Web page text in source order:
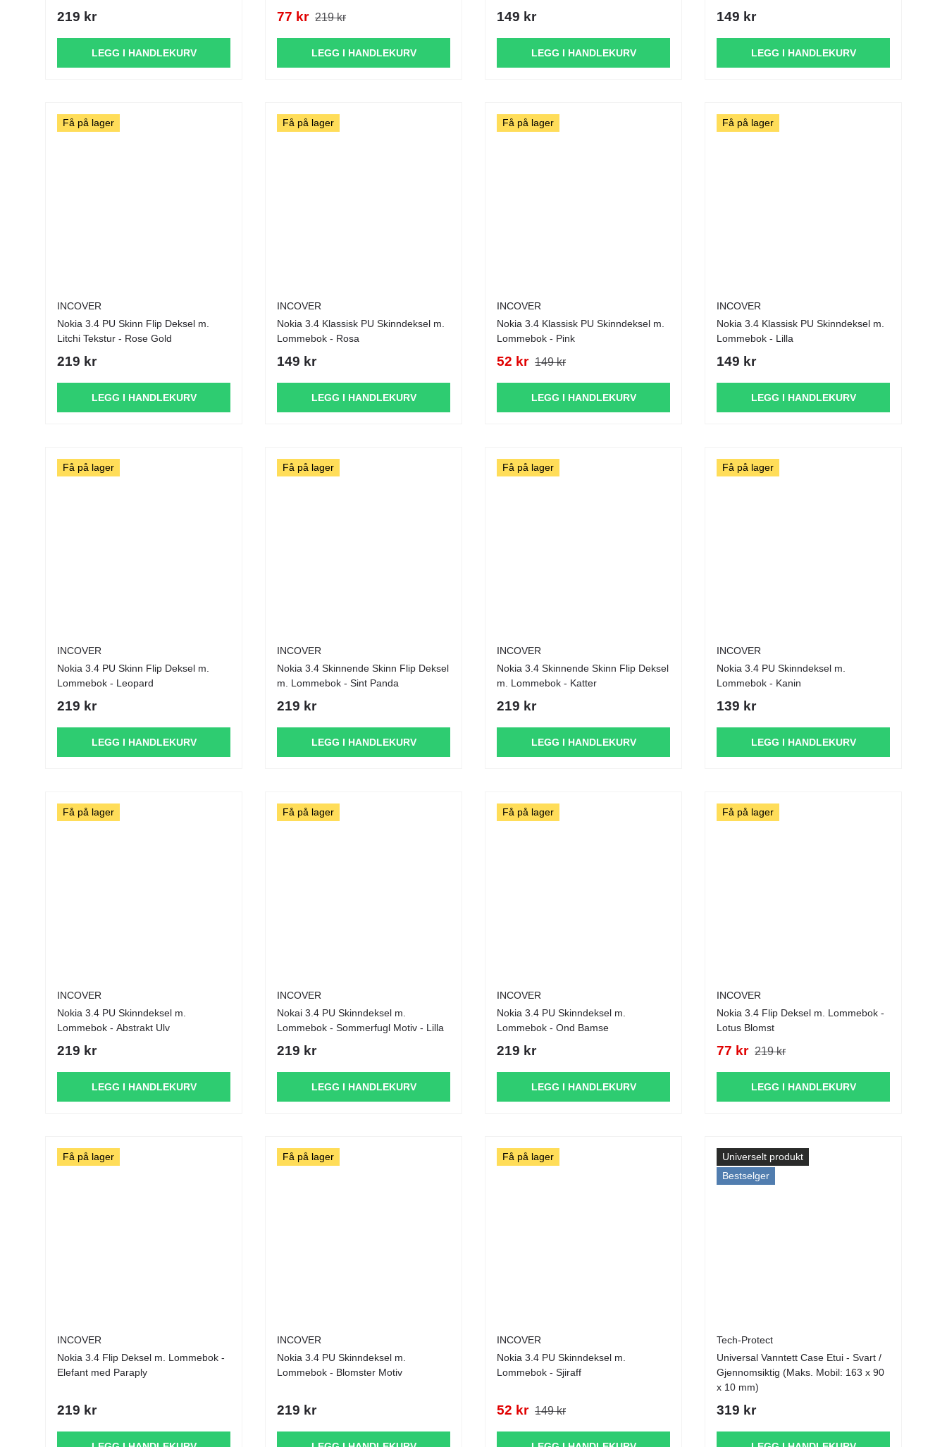
219 kr
LEGG I HANDLEKURV
77 kr 219 kr
LEGG I HANDLEKURV
149 kr
LEGG I HANDLEKURV
149 kr
LEGG I HANDLEKURV
Få på lager
INCOVER
Nokia 3.4 PU Skinn Flip Deksel m.
Litchi Tekstur - Rose Gold
219 kr
LEGG I HANDLEKURV
Få på lager
INCOVER
Nokia 3.4 Klassisk PU Skinndeksel m.
Lommebok - Rosa
149 kr
LEGG I HANDLEKURV
Få på lager
INCOVER
Nokia 3.4 Klassisk PU Skinndeksel m.
Lommebok - Pink
52 kr 149 kr
LEGG I HANDLEKURV
Få på lager
INCOVER
Nokia 3.4 Klassisk PU Skinndeksel m.
Lommebok - Lilla
149 kr
LEGG I HANDLEKURV
Få på lager
INCOVER
Nokia 3.4 PU Skinn Flip Deksel m.
Lommebok - Leopard
219 kr
LEGG I HANDLEKURV
Få på lager
INCOVER
Nokia 3.4 Skinnende Skinn Flip Deksel
m. Lommebok - Sint Panda
219 kr
LEGG I HANDLEKURV
Få på lager
INCOVER
Nokia 3.4 Skinnende Skinn Flip Deksel
m. Lommebok - Katter
219 kr
LEGG I HANDLEKURV
Få på lager
INCOVER
Nokia 3.4 PU Skinndeksel m.
Lommebok - Kanin
139 kr
LEGG I HANDLEKURV
Få på lager
INCOVER
Nokia 3.4 PU Skinndeksel m.
Lommebok - Abstrakt Ulv
219 kr
LEGG I HANDLEKURV
Få på lager
INCOVER
Nokai 3.4 PU Skinndeksel m.
Lommebok - Sommerfugl Motiv - Lilla
219 kr
LEGG I HANDLEKURV
Få på lager
INCOVER
Nokia 3.4 PU Skinndeksel m.
Lommebok - Ond Bamse
219 kr
LEGG I HANDLEKURV
Få på lager
INCOVER
Nokia 3.4 Flip Deksel m. Lommebok -
Lotus Blomst
77 kr 219 kr
LEGG I HANDLEKURV
Få på lager
INCOVER
Nokia 3.4 Flip Deksel m. Lommebok -
Elefant med Paraply
219 kr
Få på lager
INCOVER
Nokia 3.4 PU Skinndeksel m.
Lommebok - Blomster Motiv
219 kr
Få på lager
INCOVER
Nokia 3.4 PU Skinndeksel m.
Lommebok - Sjiraff
52 kr 149 kr
Universelt produkt
Bestselger
Tech-Protect
Universal Vanntett Case Etui - Svart /
Gjennomsiktig (Maks. Mobil: 163 x 90
x 10 mm)
319 kr